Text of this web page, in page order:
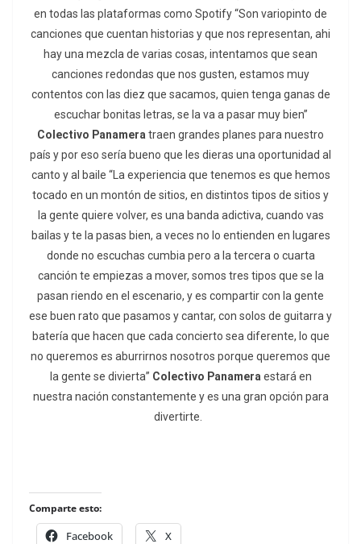
en todas las plataformas como Spotify “Son variopinto de
canciones que cuentan historias y que nos representan, ahi
hay una mezcla de varias cosas, intentamos que sean
canciones redondas que nos gusten, estamos muy
contentos con las diez que sacamos, quien tenga ganas de
escuchar bonitas letras, se la va a pasar muy bien”
Colectivo Panameratraen grandes planes para nuestro
país y por eso sería bueno que les dieras una oportunidad al
canto y al baile “La experiencia que tenemos es que hemos
tocado en un montón de sitios, en distintos tipos de sitios y
la gente quiere volver, es una banda adictiva, cuando vas
bailas y te la pasas bien, a veces no lo entienden en lugares
donde no escuchas cumbia pero a la tercera o cuarta
canción te empiezas a mover, somos tres tipos que se la
pasan riendo en el escenario, y es compartir con la gente
ese buen rato que pasamos y cantar, con solos de guitarra y
batería que hacen que cada concierto sea diferente, lo que
no queremos es aburrirnos nosotros porque queremos que
la gente se divierta” Colectivo Panameraestará en
nuestra nación constantemente y es una gran opción para
divertirte.
Comparte esto:
Facebook X